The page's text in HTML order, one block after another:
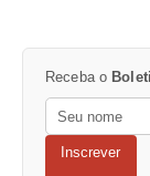
Receba o
Inscrever